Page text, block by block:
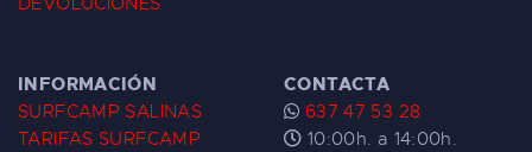
INFORMACIÓN
SURFCAMP SALINAS
TARIFAS SURFCAMP
CONTACTA
637 47 53 28
10:00h. a 14:00h.